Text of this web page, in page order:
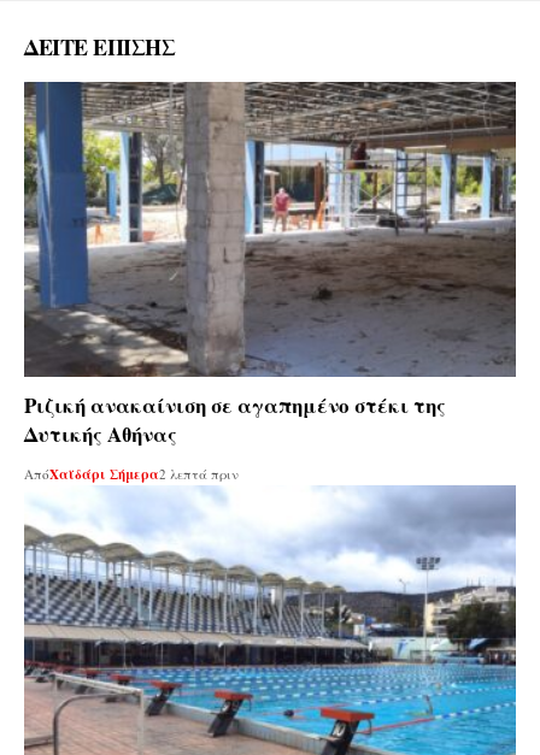
ΔΕΙΤΕ ΕΠΙΣΗΣ
Ριζική ανακαίνιση σε αγαπημένο στέκι της
Δυτικής Αθήνας
ΑπόΧαϊδάρι Σήμερα2 λεπτά πριν